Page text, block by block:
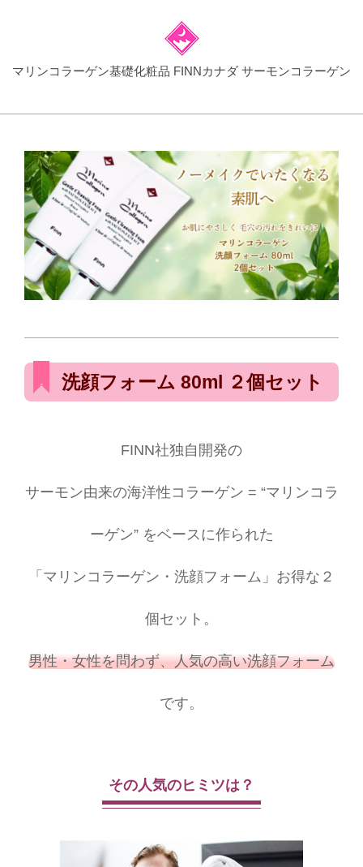
マリンコラーゲン基礎化粧品 FINNカナダ サーモンコラーゲン
Primary
Menu
洗顔フォーム 80ml ２個セット
FINN社独自開発の
サーモン由来の海洋性コラーゲン = “マリンコラ
ーゲン” をベースに作られた
「マリンコラーゲン・洗顔フォーム」お得な２
個セット。
男性・女性を問わず、人気の高い洗顔フォーム
です。
その人気のヒミツは？